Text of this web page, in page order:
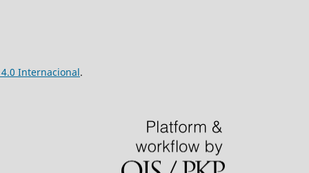
Internacional.